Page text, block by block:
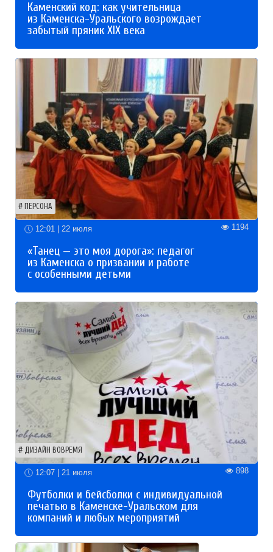
Каменский код: как учительница
из Каменска-Уральского возрождает
забытый пряник XIX века
ПЕРСОНА
12:01 | 22 июля 1194
«Танец — это моя дорога»: педагог
из Каменска о призвании и работе
с особенными детьми
ДИЗАЙН ВОВРЕМЯ
12:07 | 21 июля 898
Футболки и бейсболки с индивидуальной
печатью в Каменске-Уральском для
компаний и любых мероприятий